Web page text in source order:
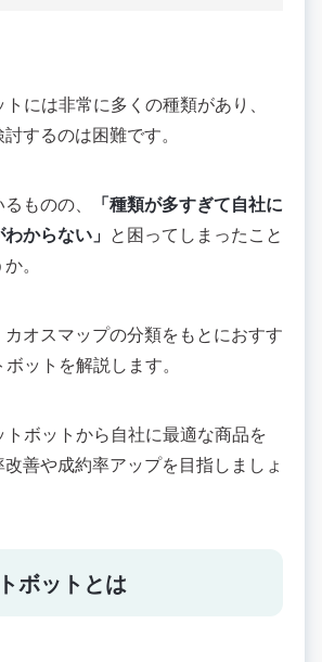
トカオスマップの分類と特徴
」or「非AI搭載型」
の中で何に特化しているか
介
発AI
発AI
合わせ対応（AI非搭載）
い合わせ対応（AI非搭載）
ティング支援（AI非搭載）
シェルジュ｜インバウンド対応
プリ（AI非搭載）
には非常に多くの種類があり、
するのは困難です。
ものの、
「種類が多すぎて自社に
からない」 と困ってしまったこと
。
カオスマップの分類をもとにおすす
ットを解説します。
ボットから自社に最適な商品を
善や成約率アップを目指しましょ
ボットとは